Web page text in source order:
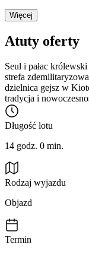
Więcej
Atuty oferty
Seul i pałac
strefa
dzielnica gejsz w
tradycja i
Długość lotu
14 godz. 0 min.
Rodzaj wyjazdu
Objazd
Termin